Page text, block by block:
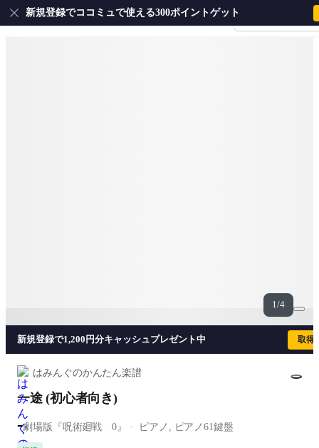
会員登録・ログイ
新規登録でココミュで使える300ポイントゲット
1/4
新規登録で1,200円分キャッシュプレゼント中 取得
はみんぐのかんたん楽譜
一途 (初心者向き)
-劇場版『呪術廻戦 0』 ピアノ, ピアノ61鍵盤